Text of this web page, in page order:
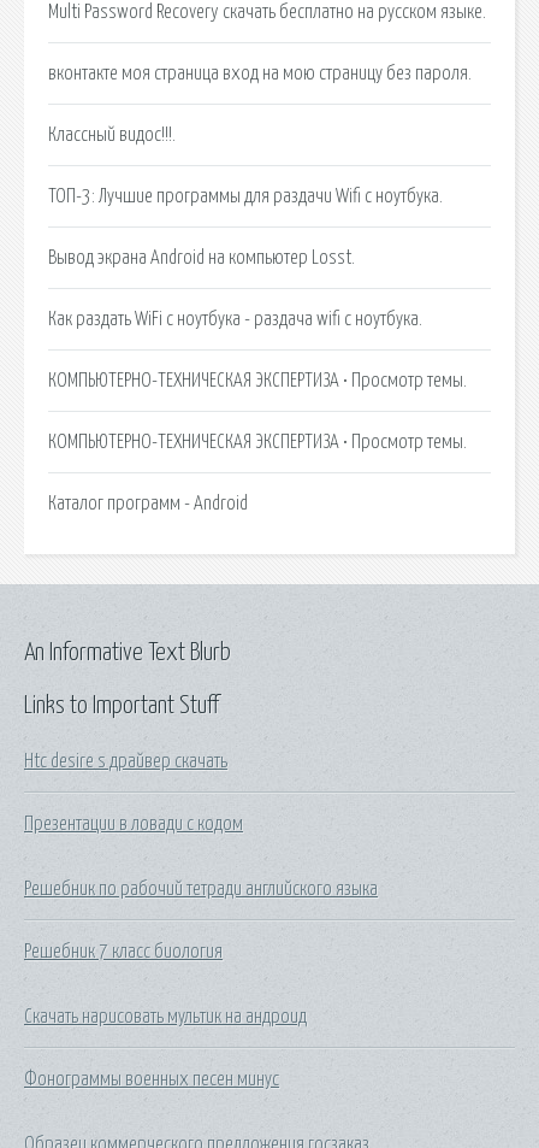
Multi Password Recovery скачать бесплатно на русском языке.
вконтакте моя страница вход на мою страницу без пароля.
Классный видос!!!.
ТОП-3: Лучшие программы для раздачи Wifi с ноутбука.
Вывод экрана Android на компьютер Losst.
Как раздать WiFi с ноутбука - раздача wifi с ноутбука.
КОМПЬЮТЕРНО-ТЕХНИЧЕСКАЯ ЭКСПЕРТИЗА • Просмотр темы.
КОМПЬЮТЕРНО-ТЕХНИЧЕСКАЯ ЭКСПЕРТИЗА • Просмотр темы.
Каталог программ - Android
Links to Important Stuff
Htc desire s драйвер скачать
Презентации в ловади с кодом
Решебник по рабочий тетради английского языка
Решебник 7 класс биология
Скачать нарисовать мультик на андроид
Фонограммы военных песен минус
Образец коммерческого предложения госзаказ
An Informative Text Blurb